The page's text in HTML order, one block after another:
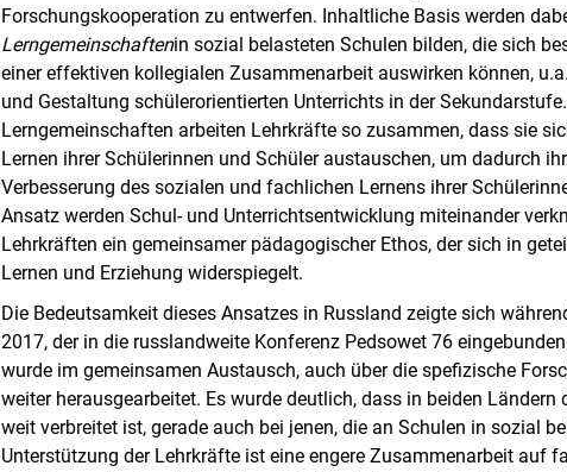
Forschungskooperation zu entwerfen. Inhaltliche Basis werden
Lerngemeinschaftenin sozial belasteten Schulen bilden, die sich
einer effektiven kollegialen Zusammenarbeit auswirken können,
und Gestaltung schülerorientierten Unterrichts in der
Lerngemeinschaften arbeiten Lehrkräfte so zusammen, dass sie
Lernen ihrer Schülerinnen und Schüler austauschen, um dadurch
Verbesserung des sozialen und fachlichen Lernens ihrer
Ansatz werden Schul- und Unterrichtsentwicklung miteinander
Lehrkräften ein gemeinsamer pädagogischer Ethos, der sich in
Lernen und Erziehung widerspiegelt.
Die Bedeutsamkeit dieses Ansatzes in Russland zeigte sich
2017, der in die russlandweite Konferenz Pedsowet 76
wurde im gemeinsamen Austausch, auch über die spefizische
weiter herausgearbeitet. Es wurde deutlich, dass in beiden
weit verbreitet ist, gerade auch bei jenen, die an Schulen in sozial
Unterstützung der Lehrkräfte ist eine engere Zusammenarbeit auf